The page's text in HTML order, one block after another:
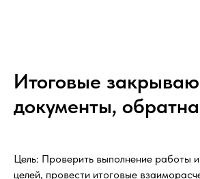
Итоговые
документы,
Цель: Проверить выполнение работы
целей, провести итоговые